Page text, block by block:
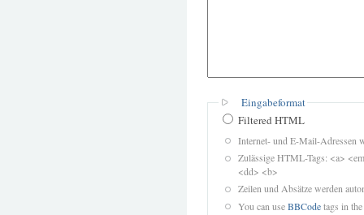
Eingabeformat
Filtered HTML
Internet- und E-Mail-Adressen
Zulässige HTML-Tags: <a>
<dd> <b>
Zeilen und Absätze werden
You can useBBCodetags in